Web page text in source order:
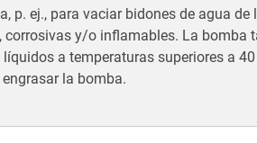
p. ej., para vaciar bidones de agua
y/o inflamables. La
a temperaturas superiores a 40
la bomba.